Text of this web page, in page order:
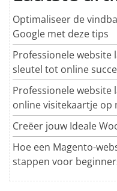
Optimaliseer de
Google met deze tips
Professionele website
sleutel tot online
Professionele website
online visitekaartje op
Creëer jouw Ideale
Hoe een Magento-
stappen voor